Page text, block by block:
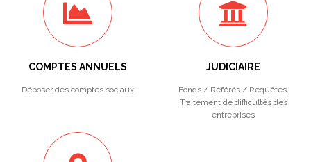
COMPTES ANNUELS
Déposer des comptes sociaux
JUDICIAIRE
Fonds / Référés / Requêtes.
Traitement de difficultés des
entreprises